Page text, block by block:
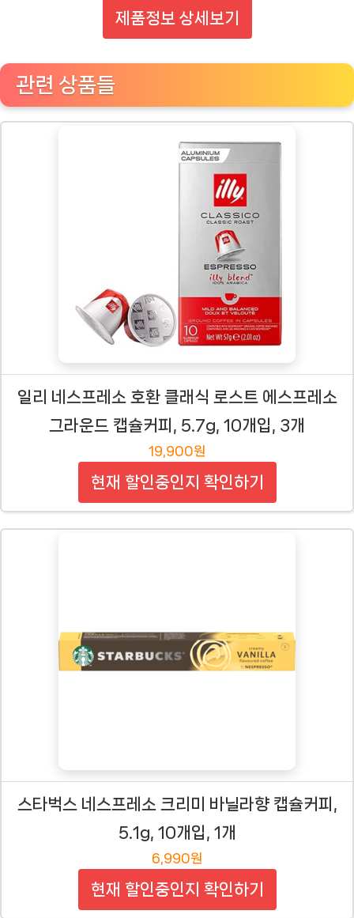
제품정보 상세보기
관련 상품들
일리 네스프레소 호환 클래식 로스트 에스프레소
그라운드 캡슐커피, 5.7g, 10개입, 3개
19,900원
현재 할인중인지 확인하기
스타벅스 네스프레소 크리미 바닐라향 캡슐커피,
5.1g, 10개입, 1개
6,990원
현재 할인중인지 확인하기